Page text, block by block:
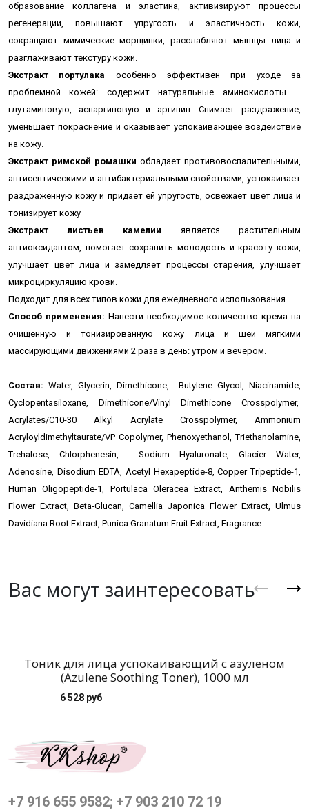
образование коллагена и эластина, активизируют процессы
регенерации, повышают упругость и эластичность кожи,
сокращают мимические морщинки, расслабляют мышцы лица и
разглаживают текстуру кожи.
Экстракт портулака особенно эффективен при уходе за
проблемной кожей: содержит натуральные аминокислоты –
глутаминовую, аспаргиновую и аргинин. Снимает раздражение,
уменьшает покраснение и оказывает успокаивающее воздействие
на кожу.
Экстракт римской ромашки обладает противовоспалительными,
антисептическими и антибактериальными свойствами, успокаивает
раздраженную кожу и придает ей упругость, освежает цвет лица и
тонизирует кожу
Экстракт листьев камелии является растительным
антиоксидантом, помогает сохранить молодость и красоту кожи,
улучшает цвет лица и замедляет процессы старения, улучшает
микроциркуляцию крови.
Подходит для всех типов кожи для ежедневного использования.
Способ применения: Нанести необходимое количество крема на
очищенную и тонизированную кожу лица и шеи мягкими
массирующими движениями 2 раза в день: утром и вечером.
Состав: Water, Glycerin, Dimethicone, Butylene Glycol, Niacinamide,
Cyclopentasiloxane, Dimethicone/Vinyl Dimethicone Crosspolymer,
Acrylates/C10-30 Alkyl Acrylate Crosspolymer, Ammonium
Acryloyldimethyltaurate/VP Copolymer, Phenoxyethanol, Triethanolamine,
Trehalose, Chlorphenesin, Sodium Hyaluronate, Glacier Water,
Adenosine, Disodium EDTA, Acetyl Hexapeptide-8, Copper Tripeptide-1,
Human Oligopeptide-1, Portulaca Oleracea Extract, Anthemis Nobilis
Flower Extract, Beta-Glucan, Camellia Japonica Flower Extract, Ulmus
Davidiana Root Extract, Punica Granatum Fruit Extract, Fragrance.
Вас могут заинтересовать
Тоник для лица успокаивающий с азуленом
(Azulene Soothing Toner), 1000 мл
6 528 руб
+7 916 655 9582; +7 903 210 72 19